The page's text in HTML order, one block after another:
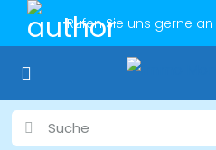
Rufen Sie uns gerne an